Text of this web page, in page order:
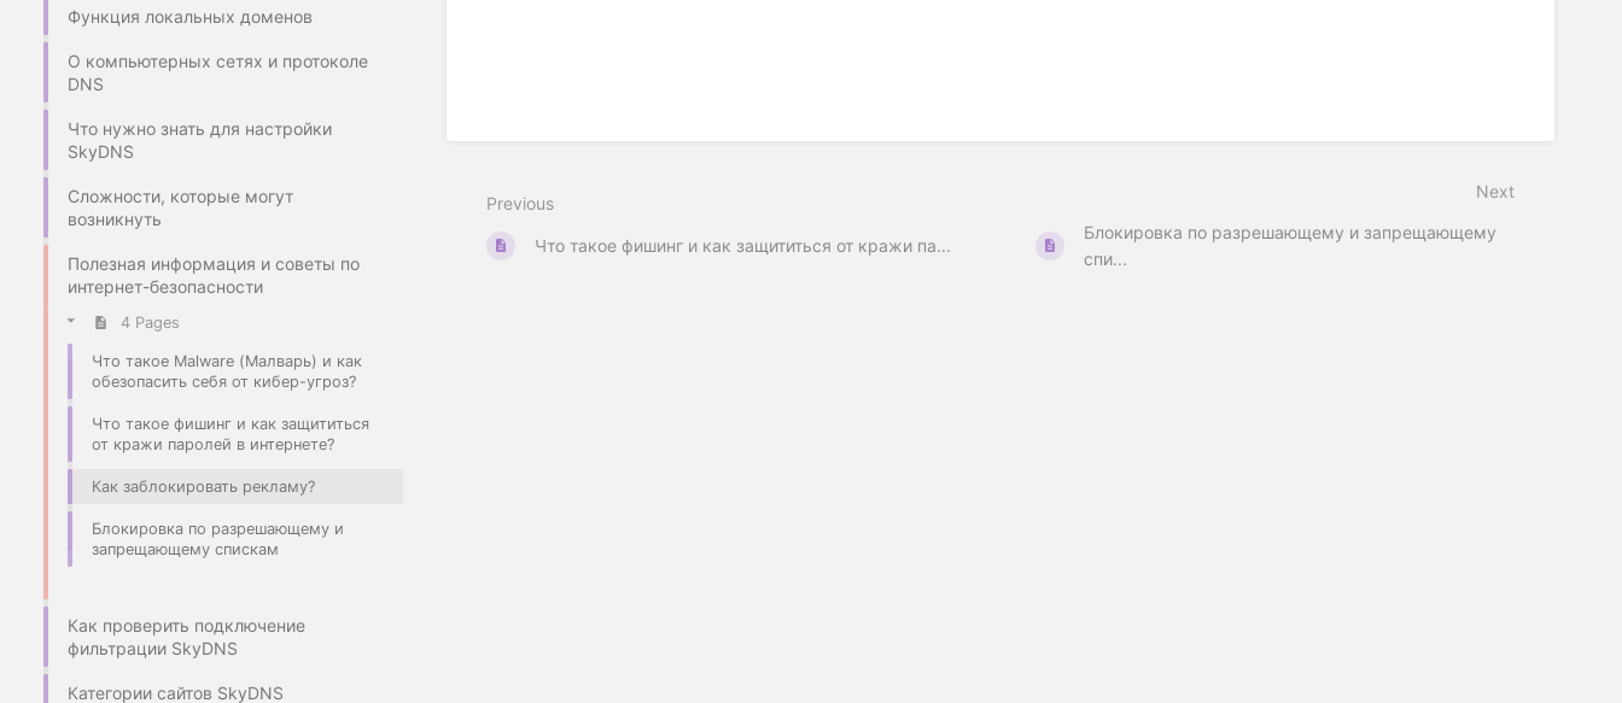
Функция локальных доменов
О компьютерных сетях и протоколе
DNS
Что нужно знать для настройки
SkyDNS
Сложности, которые могут
возникнуть
Полезная информация и советы по
интернет-безопасности
4 Pages
Что такое Malware (Малварь) и как
обезопасить себя от кибер-угроз?
Что такое фишинг и как защититься
от кражи паролей в интернете?
Как заблокировать рекламу?
Блокировка по разрешающему и
запрещающему спискам
Как проверить подключение
фильтрации SkyDNS
Категории сайтов SkyDNS
Previous
Что такое фишинг и как защититься от кражи па...
Next
Блокировка по разрешающему и запрещающему
спи...